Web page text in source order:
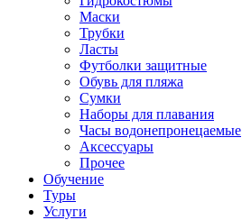
Маски
Трубки
Ласты
Футболки защитные
Обувь для пляжа
Сумки
Наборы для плавания
Часы водонепронецаемые
Аксессуары
Прочее
Обучение
Туры
Услуги